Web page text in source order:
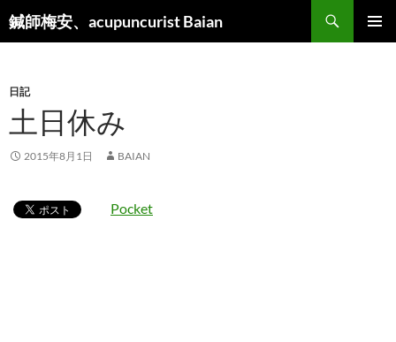
鍼師梅安、acupuncurist Baian
索
ン
へ
キ
プ
日記
土日休み
2015年8月1日 BAIAN
Pocket